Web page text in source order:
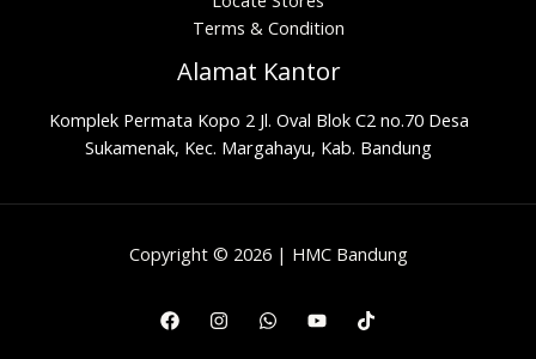
Terms & Condition
Alamat Kantor
Komplek Permata Kopo 2 Jl. Oval Blok C2 no.70 Desa
Sukamenak, Kec. Margahayu, Kab. Bandung
Copyright © 2026 | HMC Bandung